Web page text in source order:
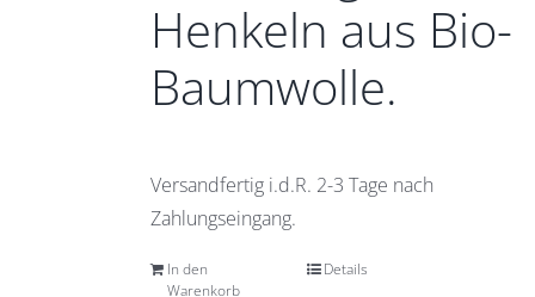
Henkeln aus Bio-
Baumwolle.
Versandfertig i.d.R. 2-3 Tage nach
Zahlungseingang.
In den
Warenkorb
Details